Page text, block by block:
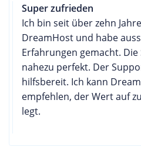
Super zufrieden
Ich bin seit über zehn
DreamHost und habe
Erfahrungen gemacht.
nahezu perfekt. Der
hilfsbereit. Ich kann
empfehlen, der Wert auf
legt.